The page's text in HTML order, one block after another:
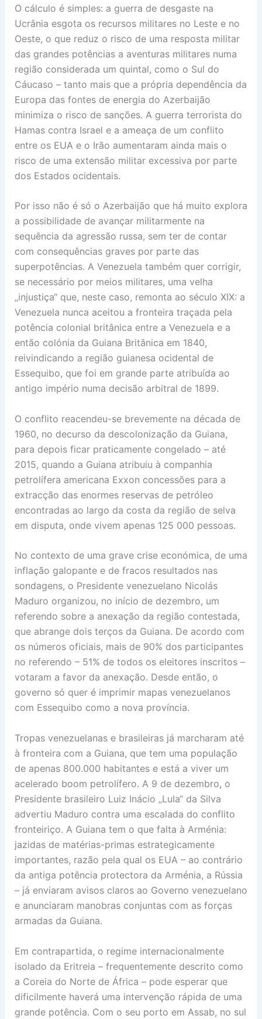
O cálculo é simples: a guerra de desgaste na
Ucrânia esgota os recursos militares no Leste e no
Oeste, o que reduz o risco de uma resposta militar
das grandes potências a aventuras militares numa
região considerada um quintal, como o Sul do
Cáucaso – tanto mais que a própria dependência da
Europa das fontes de energia do Azerbaijão
minimiza o risco de sanções. A guerra terrorista do
Hamas contra Israel e a ameaça de um conflito
entre os EUA e o Irão aumentaram ainda mais o
risco de uma extensão militar excessiva por parte
dos Estados ocidentais.
Por isso não é só o Azerbaijão que há muito explora
a possibilidade de avançar militarmente na
sequência da agressão russa, sem ter de contar
com consequências graves por parte das
superpotências. A Venezuela também quer corrigir,
se necessário por meios militares, uma velha
„injustiça“ que, neste caso, remonta ao século XIX: a
Venezuela nunca aceitou a fronteira traçada pela
potência colonial britânica entre a Venezuela e a
então colónia da Guiana Britânica em 1840,
reivindicando a região guianesa ocidental de
Essequibo, que foi em grande parte atribuída ao
antigo império numa decisão arbitral de 1899.
O conflito reacendeu-se brevemente na década de
1960, no decurso da descolonização da Guiana,
para depois ficar praticamente congelado – até
2015, quando a Guiana atribuiu à companhia
petrolífera americana Exxon concessões para a
extracção das enormes reservas de petróleo
encontradas ao largo da costa da região de selva
em disputa, onde vivem apenas 125 000 pessoas.
No contexto de uma grave crise económica, de uma
inflação galopante e de fracos resultados nas
sondagens, o Presidente venezuelano Nicolás
Maduro organizou, no início de dezembro, um
referendo sobre a anexação da região contestada,
que abrange dois terços da Guiana. De acordo com
os números oficiais, mais de 90% dos participantes
no referendo – 51% de todos os eleitores inscritos –
votaram a favor da anexação. Desde então, o
governo só quer é imprimir mapas venezuelanos
com Essequibo como a nova província.
Tropas venezuelanas e brasileiras já marcharam até
à fronteira com a Guiana, que tem uma população
de apenas 800.000 habitantes e está a viver um
acelerado boom petrolífero. A 9 de dezembro, o
Presidente brasileiro Luiz Inácio „Lula“ da Silva
advertiu Maduro contra uma escalada do conflito
fronteiriço. A Guiana tem o que falta à Arménia:
jazidas de matérias-primas estrategicamente
importantes, razão pela qual os EUA – ao contrário
da antiga potência protectora da Arménia, a Rússia
– já enviaram avisos claros ao Governo venezuelano
e anunciaram manobras conjuntas com as forças
armadas da Guiana.
Em contrapartida, o regime internacionalmente
isolado da Eritreia – frequentemente descrito como
a Coreia do Norte de África – pode esperar que
dificilmente haverá uma intervenção rápida de uma
grande potência. Com o seu porto em Assab, no sul